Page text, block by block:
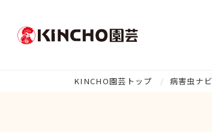
KINCHO園芸トップ 病害虫ナビ